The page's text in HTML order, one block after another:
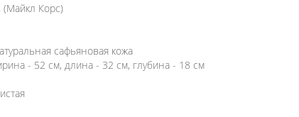
(Майкл Корс)
сафьяновая кожа
- 52 см, длина - 32 см, глубина - 18 см